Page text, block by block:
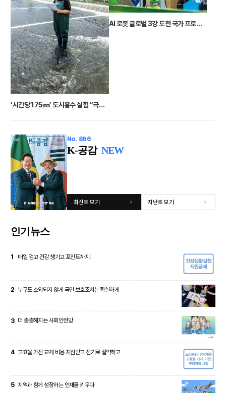
‘시간당 175㎜’ 도시홍수 실험 “극한호우 시대 침수 피해 해법 찾는다”
AI 로봇 글로벌 3강 도전 국가 프로젝트 시동 K-휴머노이드 시대 연다
No. 866
K-공감 NEW
최신호 보기 지난호 보기
인기뉴스
1 매일 걷고 건강 챙기고 포인트까지!
2 누구도 소외되지 않게 국민 보호조치는 확실하게
3 더 촘촘해지는 사회안전망
4 고효율 가전 교체 비용 지원받고 전기료 절약하고
5 지역과 함께 성장하는 인재를 키우다